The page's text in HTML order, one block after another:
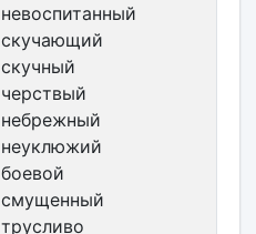
невоспитанный
скучающий
скучный
черствый
небрежный
неуклюжий
боевой
смущенный
трусливо